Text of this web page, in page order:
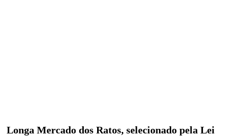
Longa Mercado dos Ratos, selecionado pela Lei